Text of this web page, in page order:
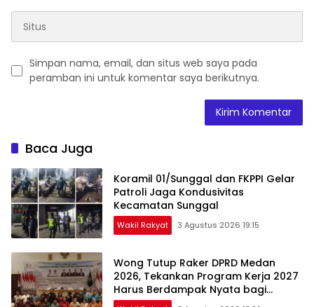
Simpan nama, email, dan situs web saya pada
peramban ini untuk komentar saya berikutnya.
Baca Juga
Koramil 01/Sunggal dan FKPPI Gelar
Patroli Jaga Kondusivitas
Kecamatan Sunggal
Wakil Rakyat 3 Agustus 2026 19:15
Wong Tutup Raker DPRD Medan
2026, Tekankan Program Kerja 2027
Harus Berdampak Nyata bagi
Masyarakat